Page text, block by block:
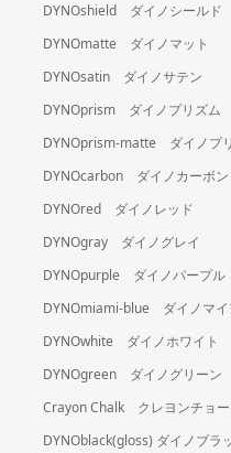
DYNOshield ダイノシールド
DYNOmatte ダイノマット
DYNOsatin ダイノサテン
DYNOprism ダイノプリズム
DYNOprism-matte ダイノプ
DYNOcarbon ダイノカーボン
DYNOred ダイノレッド
DYNOgray ダイノグレイ
DYNOpurple ダイノパープル
DYNOmiami-blue ダイノマイ
DYNOwhite ダイノホワイト
DYNOgreen ダイノグリーン
Crayon Chalk クレヨンチョー
DYNOblack(gloss) ダイノブラ